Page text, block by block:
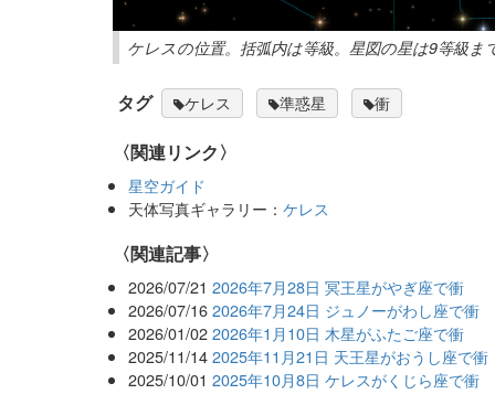
ケレスの位置。括弧内は等級。星図の星は9等級ま
タグ ケレス 準惑星 衝
〈関連リンク〉
星空ガイド
天体写真ギャラリー：ケレス
関連記事
2026/07/21 2026年7月28日 冥王星がやぎ座で衝
2026/07/16 2026年7月24日 ジュノーがわし座で衝
2026/01/02 2026年1月10日 木星がふたご座で衝
2025/11/14 2025年11月21日 天王星がおうし座で衝
2025/10/01 2025年10月8日 ケレスがくじら座で衝